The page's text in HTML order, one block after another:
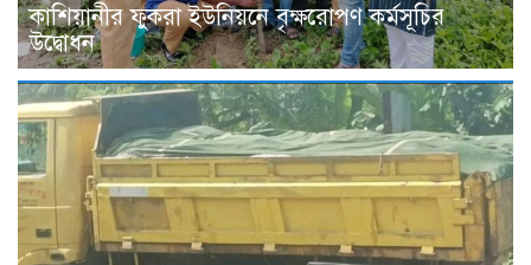
কাশিয়ানীর ফুকরা ইউনিয়নে বৃক্ষরোপণ কর্মসূচির
উদ্বোধন